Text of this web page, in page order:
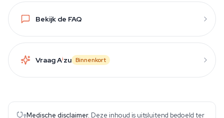
Bekijk de FAQ
Vraag Aizu Binnenkort
Medische disclaimer. Deze inhoud is uitsluitend bedoeld ter